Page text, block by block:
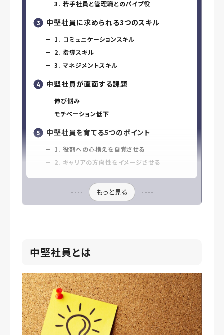
3. 若手社員と管理職とのパイプ役
中堅社員に求められる3つのスキル
1. コミュニケーションスキル
2. 指導スキル
3. マネジメントスキル
中堅社員が直面する課題
伸び悩み
モチベーション低下
中堅社員を育てる5つのポイント
1. 役割への心構えを自覚させる
2. キャリアの方向性をイメージさせる
もっと見る
中堅社員とは